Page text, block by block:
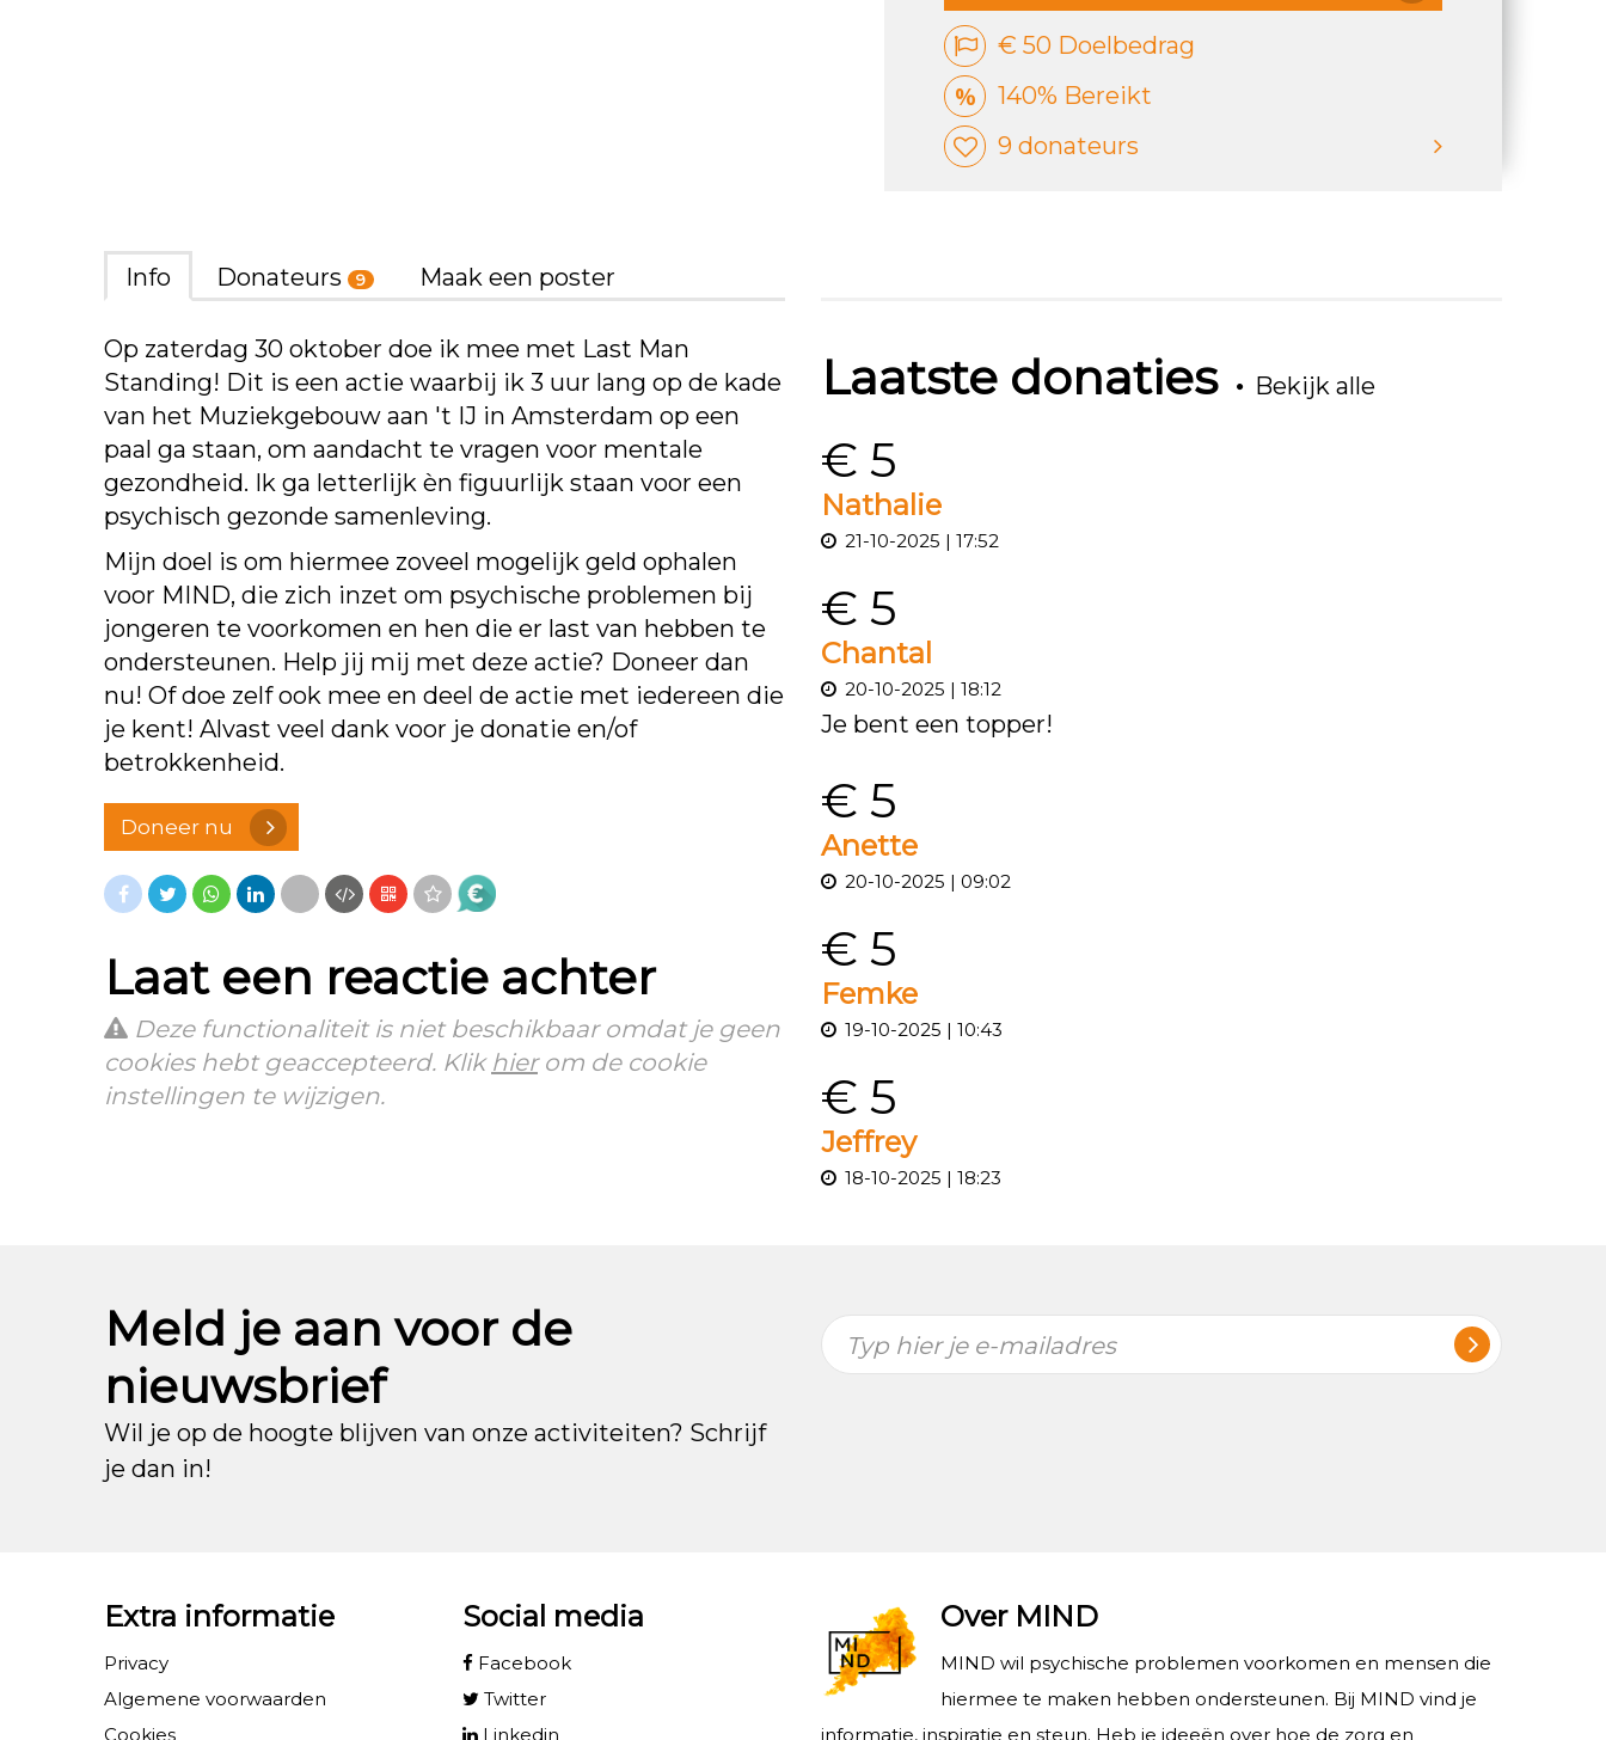
€ 50 Doelbedrag
140% Bereikt
9 donateurs
Info Donateurs 9 Maak een poster
Op zaterdag 30 oktober doe ik mee met Last Man
Standing! Dit is een actie waarbij ik 3 uur lang op de kade
van het Muziekgebouw aan 't IJ in Amsterdam op een
paal ga staan, om aandacht te vragen voor mentale
gezondheid. Ik ga letterlijk èn figuurlijk staan voor een
psychisch gezonde samenleving.
Mijn doel is om hiermee zoveel mogelijk geld ophalen
voor MIND, die zich inzet om psychische problemen bij
jongeren te voorkomen en hen die er last van hebben te
ondersteunen. Help jij mij met deze actie? Doneer dan
nu! Of doe zelf ook mee en deel de actie met iedereen die
je kent! Alvast veel dank voor je donatie en/of
betrokkenheid.
Doneer nu
Laat een reactie achter
Deze functionaliteit is niet beschikbaar omdat je geen
cookies hebt geaccepteerd. Klik hierom de cookie
instellingen te wijzigen.
Laatste donaties Bekijk alle
€ 5
Nathalie
21-10-2025 | 17:52
€ 5
Chantal
20-10-2025 | 18:12
Je bent een topper!
€ 5
Anette
20-10-2025 | 09:02
€ 5
Femke
19-10-2025 | 10:43
€ 5
Jeffrey
18-10-2025 | 18:23
Meld je aan voor de
nieuwsbrief
Wil je op de hoogte blijven van onze activiteiten? Schrijf
je dan in!
Typ hier je e-mailadres
Extra informatie
Privacy
Algemene voorwaarden
Cookies
Social media
Facebook
Twitter
Linkedin
Over MIND
MIND wil psychische problemen voorkomen en mensen die
hiermee te maken hebben ondersteunen. Bij MIND vind je
informatie, inspiratie en steun. Heb je ideeën over hoe de zorg en